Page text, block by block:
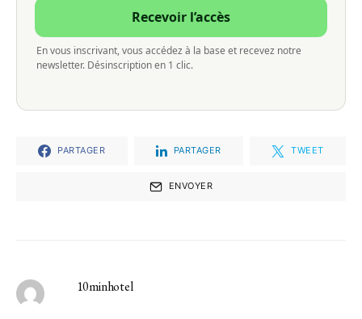
Recevoir l’accès
En vous inscrivant, vous accédez à la base et recevez notre
newsletter. Désinscription en 1 clic.
PARTAGER PARTAGER TWEET
ENVOYER
10minhotel